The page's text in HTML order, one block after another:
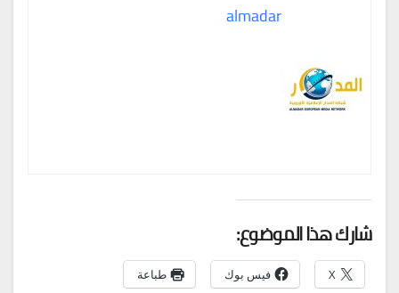
almadar
شارك هذا الموضوع:
X فيس بوك طباعة